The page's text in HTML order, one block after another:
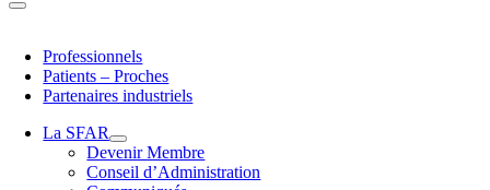
Professionnels
Patients – Proches
Partenaires industriels
La SFAR
Devenir Membre
Conseil d’Administration